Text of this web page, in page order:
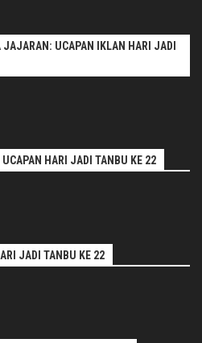
JAJARAN: UCAPAN IKLAN HARI JADI
HARI JADI TANBU KE 22
JADI TANBU KE 22